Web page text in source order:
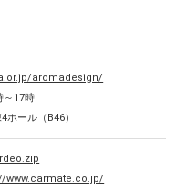
aromadesign/
～17時
ール（B46）
www.carmate.co.jp/